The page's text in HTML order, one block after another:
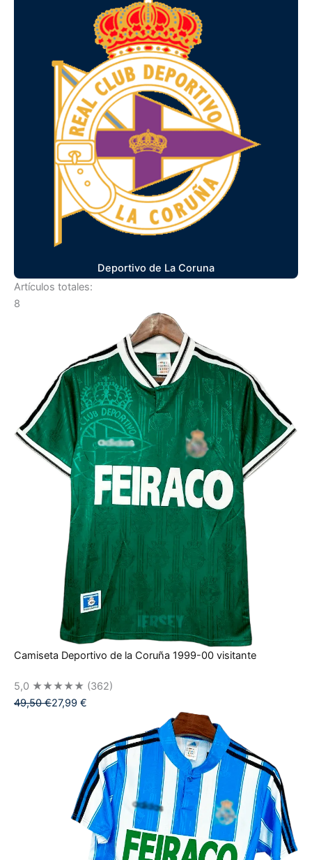
Deportivo de La Coruna
Artículos totales:
8
Camiseta Deportivo de la Coruña 1999-00 visitante
5,0 ★★★★★ (362)
49,50€27,99 €